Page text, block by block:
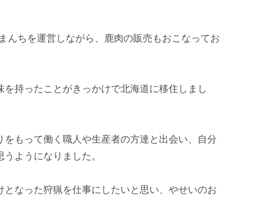
んちを運営しながら、鹿肉の販売もおこなってお
持ったことがきっかけで北海道に移住しまし
もって働く職人や生産者の方達と出会い、自分
ようになりました。
なった狩猟を仕事にしたいと思い、やせいのお